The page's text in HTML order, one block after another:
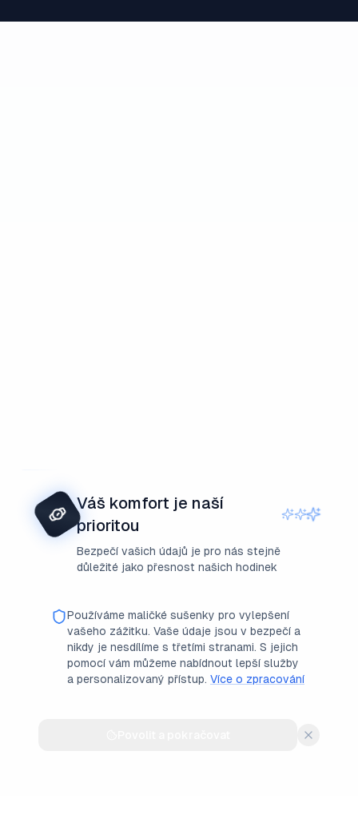
Váš komfort je naší
prioritou
Bezpečí vašich údajů je pro nás stejně
důležité jako přesnost našich hodinek
Používáme maličké sušenky pro vylepšení
vašeho zážitku. Vaše údaje jsou v bezpečí a
nikdy je nesdílíme s třetími stranami. S jejich
pomocí vám můžeme nabídnout lepší služby
a personalizovaný přístup. Více o zpracování